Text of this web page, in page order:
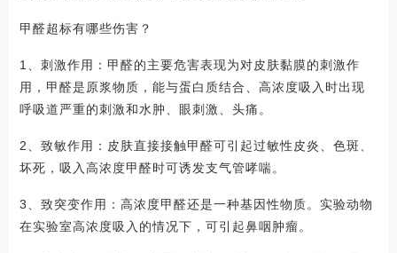
甲醛超标有哪些伤害？
1、刺激作用：甲醛的主要危害表现为对皮肤黏膜的刺激作
用，甲醛是原浆物质，能与蛋白质结合、高浓度吸入时出现
呼吸道严重的刺激和水肿、眼刺激、头痛。
2、致敏作用：皮肤直接接触甲醛可引起过敏性皮炎、色斑、
坏死，吸入高浓度甲醛时可诱发支气管哮喘。
3、致突变作用：高浓度甲醛还是一种基因性物质。实验动物
在实验室高浓度吸入的情况下，可引起鼻咽肿瘤。